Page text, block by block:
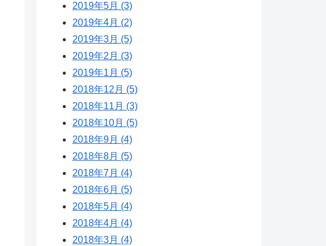
2019年5月 (3)
2019年4月 (2)
2019年3月 (5)
2019年2月 (3)
2019年1月 (5)
2018年12月 (5)
2018年11月 (3)
2018年10月 (5)
2018年9月 (4)
2018年8月 (5)
2018年7月 (4)
2018年6月 (5)
2018年5月 (4)
2018年4月 (4)
2018年3月 (4)